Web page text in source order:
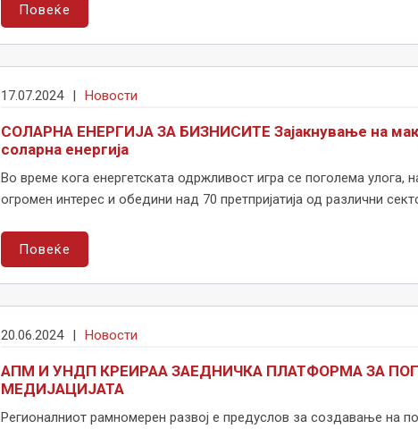
Повеќе
17.07.2024 | Новости
СОЛАРНА ЕНЕРГИЈА ЗА БИЗНИСИТЕ Зајакнување на
соларна енергија
Во време кога енергетската одржливост игра се поголема улога,
огромен интерес и обедини над 70 претпријатија од различни
Повеќе
20.06.2024 | Новости
АПМ И УНДП КРЕИРАА ЗАЕДНИЧКА ПЛАТФОРМА ЗА
МЕДИЈАЦИЈАТА
Регионалниот рамномерен развој е предуслов за создавање на